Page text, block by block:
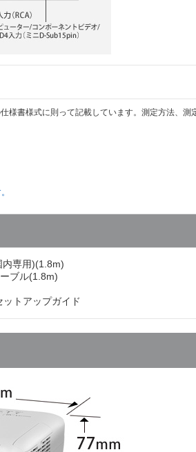
様書様式に則って記載しています。測定方法、測
内専用)(1.8m)
ブル(1.8m)
トアップガイド